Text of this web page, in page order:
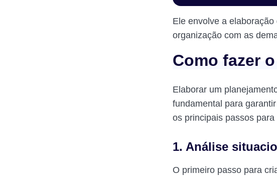
Ele envolve a
organização com as
Como fazer
Elaborar um
fundamental para
os principais passos
1. Análise
O primeiro passo para